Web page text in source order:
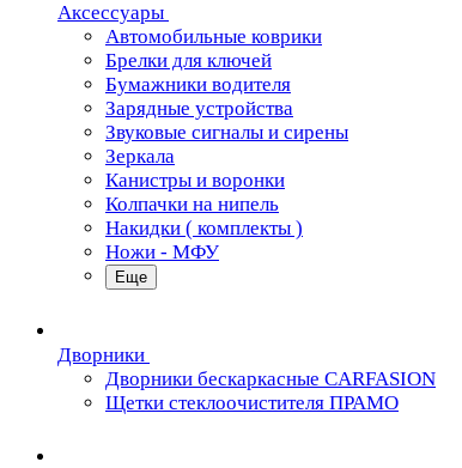
Аксессуары
Автомобильные коврики
Брелки для ключей
Бумажники водителя
Зарядные устройства
Звуковые сигналы и сирены
Зеркала
Канистры и воронки
Колпачки на нипель
Накидки ( комплекты )
Ножи - МФУ
Еще
Дворники
Дворники бескаркасные CARFASION
Щетки стеклоочистителя ПРАМО